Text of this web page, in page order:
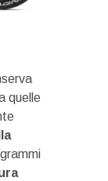
quelle